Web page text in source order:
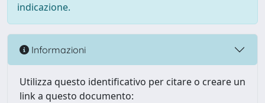
indicazione.
Informazioni
Utilizza questo identificativo per citare o creare un
link a questo documento: